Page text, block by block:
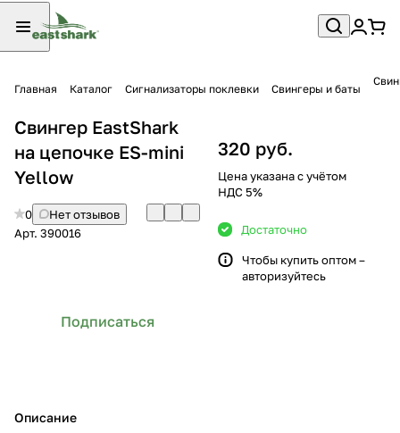
Главная Каталог Сигнализаторы поклевки Свингеры и баты
Свингер EastShark
на цепочке ES-mini
Yellow
0
Нет отзывов
Арт. 390016
Подписаться
Описание
320 руб.
Цена указана с учётом
НДС 5%
Достаточно
Чтобы купить оптом –
авторизуйтесь